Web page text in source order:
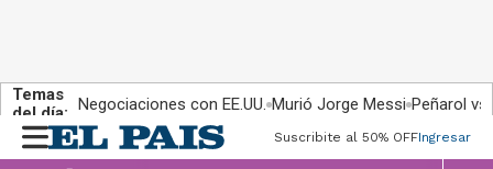
Temas
del día: Negociaciones con EE.UU. Murió Jorge Messi Peñarol
Suscribite al 50% OFFIngresar